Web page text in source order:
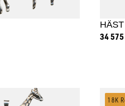
HÄST
34 575
18K